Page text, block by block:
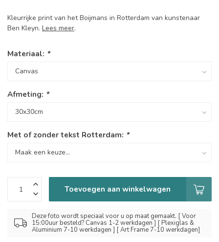
Kleurrijke print van het Boijmans in Rotterdam van kunstenaar
Ben Kleyn. Lees meer.
Materiaal: *
Afmeting: *
Met of zonder tekst Rotterdam: *
Toevoegen aan winkelwagen
Deze foto wordt speciaal voor u op maat gemaakt. [ Voor
15:00uur besteld? Canvas 1-2 werkdagen ] [ Plexiglas &
Aluminium 7-10 werkdagen ] [ Art Frame 7-10 werkdagen]